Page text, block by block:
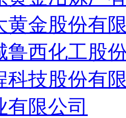
黄金股份有
鲁西化工股
科技股份有
有限公司